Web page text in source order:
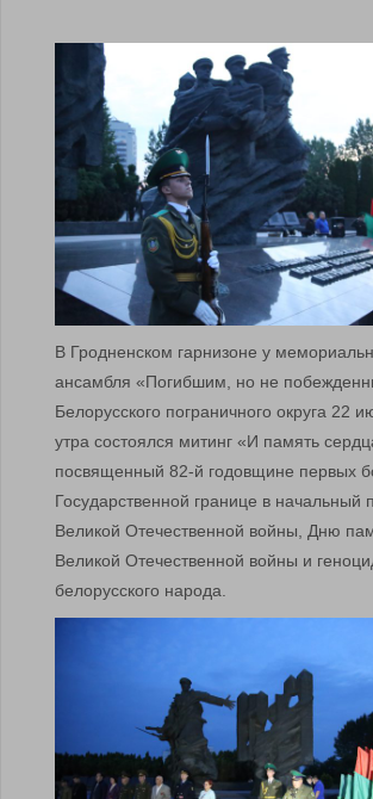
В Гродненском гарнизоне у
ансамбля «Погибшим, но не
Белорусского пограничного округа 22
утра состоялся митинг «И память
посвященный 82-й годовщине первых
Государственной границе в начальный
Великой Отечественной войны, Дню
Великой Отечественной войны и
белорусского народа.